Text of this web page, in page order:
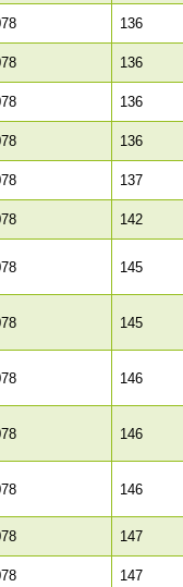
136
136
136
136
137
142
145
145
146
146
146
147
147